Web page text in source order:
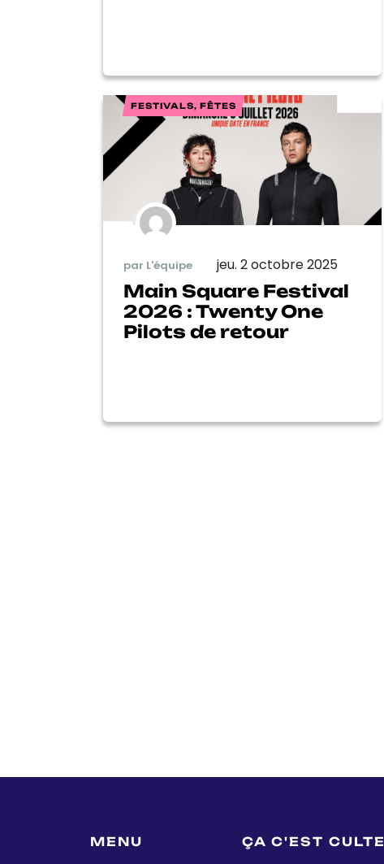
FESTIVALS, FÊTES
par L'équipe jeu. 2 octobre 2025
Main Square Festival
2026 : Twenty One
Pilots de retour
MENU ÇA C'EST CULTE